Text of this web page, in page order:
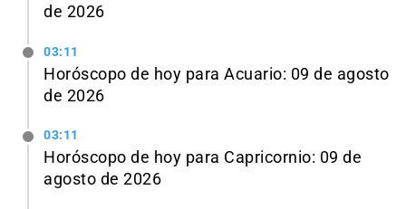
de 2026
03:11
Horóscopo de hoy para Acuario: 09 de agosto
de 2026
03:11
Horóscopo de hoy para Capricornio: 09 de
agosto de 2026